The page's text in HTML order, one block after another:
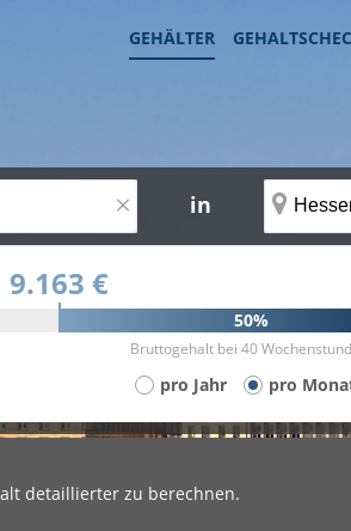
GEHÄLTER
× in
9.163 €
50%
Bruttogehalt bei 40
pro Jahr pro
detaillierter zu berechnen.